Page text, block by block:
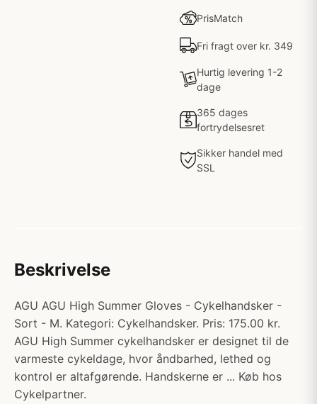
PrisMatch
Fri fragt over kr. 349
Hurtig levering 1-2
dage
365 dages
fortrydelsesret
Sikker handel med
SSL
Beskrivelse
AGU AGU High Summer Gloves - Cykelhandsker -
Sort - M. Kategori: Cykelhandsker. Pris: 175.00 kr.
AGU High Summer cykelhandsker er designet til de
varmeste cykeldage, hvor åndbarhed, lethed og
kontrol er altafgørende. Handskerne er ... Køb hos
Cykelpartner.